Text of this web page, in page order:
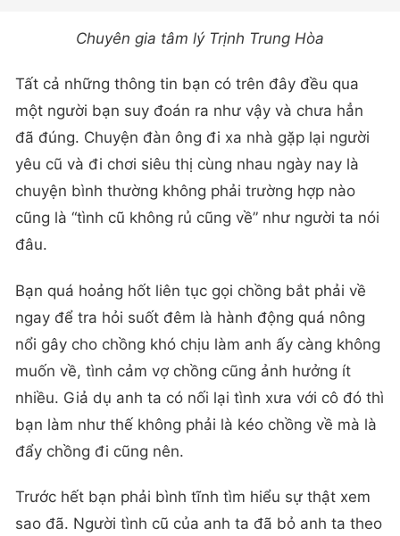
Chuyên gia tâm lý Trịnh Trung Hòa
Tất cả những thông tin bạn có trên đây đều qua
một người bạn suy đoán ra như vậy và chưa hẳn
đã đúng. Chuyện đàn ông đi xa nhà gặp lại người
yêu cũ và đi chơi siêu thị cùng nhau ngày nay là
chuyện bình thường không phải trường hợp nào
cũng là “tình cũ không rủ cũng về” như người ta nói
đâu.
Bạn quá hoảng hốt liên tục gọi chồng bắt phải về
ngay để tra hỏi suốt đêm là hành động quá nông
nổi gây cho chồng khó chịu làm anh ấy càng không
muốn về, tình cảm vợ chồng cũng ảnh hưởng ít
nhiều. Giả dụ anh ta có nối lại tình xưa với cô đó thì
bạn làm như thế không phải là kéo chồng về mà là
đẩy chồng đi cũng nên.
Trước hết bạn phải bình tĩnh tìm hiểu sự thật xem
sao đã. Người tình cũ của anh ta đã bỏ anh ta theo